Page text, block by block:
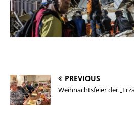
PREVIOUS
Weihnachtsfeier der